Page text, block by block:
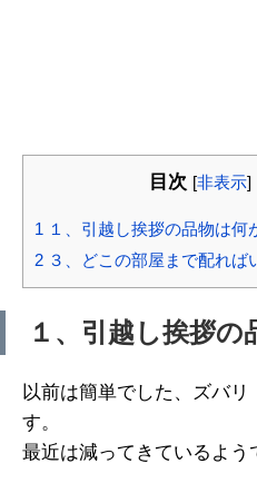
目次 [非表示]
1 １、引越し挨拶の品物は何
2 ３、どこの部屋まで配れば
１、引越し挨拶の
以前は簡単でした、ズバ
す。
最近は減ってきているよう